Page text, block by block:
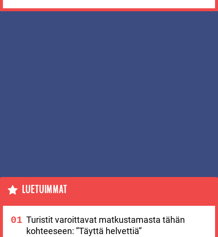
LUETUIMMAT
Turistit varoittavat matkustamasta tähän
kohteeseen: ”Täyttä helvettiä”